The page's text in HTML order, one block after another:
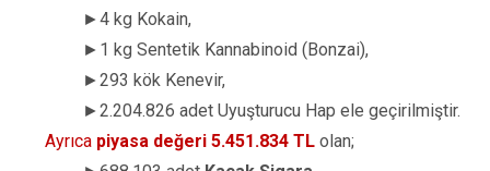
►4 kg Kokain,
► 1 kg Sentetik Kannabinoid (Bonzai),
►293 kök Kenevir,
►2.204.826 adet Uyuşturucu Hap ele geçirilmiştir.
Ayrıca piyasa değeri 5.451.834 TL olan;